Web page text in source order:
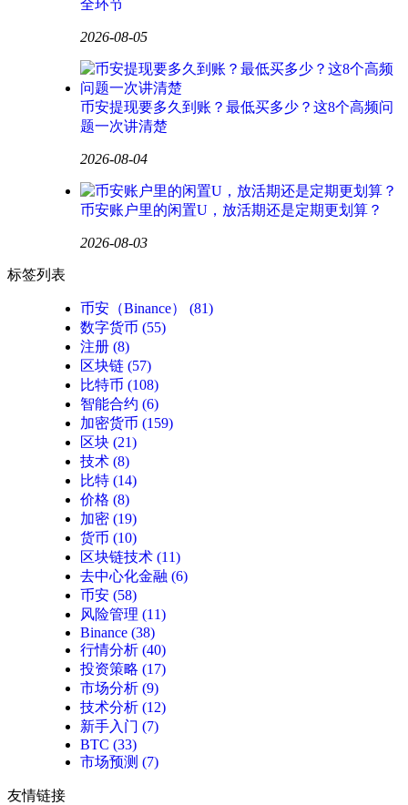
全环节
2026-08-05
币安提现要多久到账？最低买多少？这8个高频问
题一次讲清楚
2026-08-04
币安账户里的闲置U，放活期还是定期更划算？
2026-08-03
标签列表
币安（Binance）
(81)
数字货币 (55)
注册 (8)
区块链 (57)
比特币 (108)
智能合约 (6)
加密货币 (159)
区块 (21)
技术 (8)
比特 (14)
价格 (8)
加密 (19)
货币 (10)
区块链技术 (11)
去中心化金融 (6)
币安 (58)
风险管理 (11)
Binance (38)
行情分析 (40)
投资策略 (17)
市场分析 (9)
技术分析 (12)
新手入门 (7)
BTC (33)
市场预测 (7)
友情链接